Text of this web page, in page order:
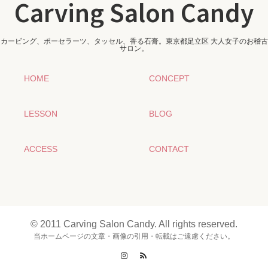
Carving Salon Candy
カービング、ポーセラーツ、タッセル、香る石膏。東京都足立区 大人女子のお稽古
サロン。
HOME CONCEPT
LESSON BLOG
ACCESS CONTACT
© 2011 Carving Salon Candy. All rights reserved.
当ホームページの文章・画像の引用・転載はご遠慮ください。
Instagram